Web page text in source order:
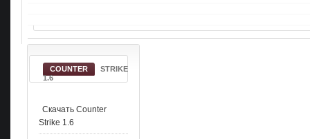
COUNTER
STRIKE
1.6
Скачать Counter
Strike 1.6